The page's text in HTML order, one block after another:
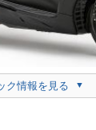
ク情報を見る